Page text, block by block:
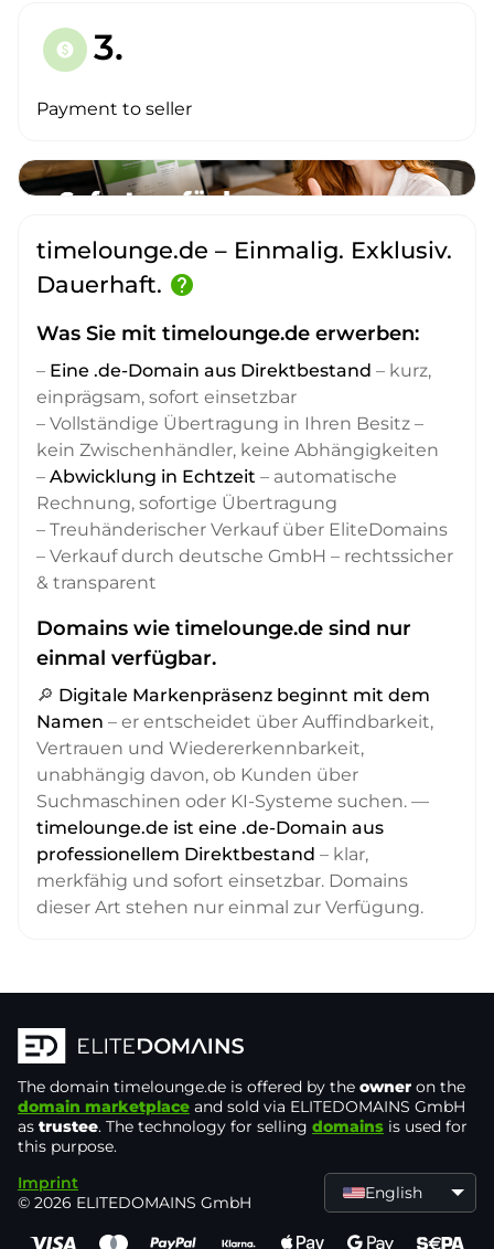
paid 3.
Payment to seller
timelounge.de – Einmalig. Exklusiv.
Dauerhaft. help
Was Sie mit timelounge.de erwerben:
– Eine .de-Domain aus Direktbestand – kurz,
einprägsam, sofort einsetzbar
– Vollständige Übertragung in Ihren Besitz –
kein Zwischenhändler, keine Abhängigkeiten
– Abwicklung in Echtzeit – automatische
Rechnung, sofortige Übertragung
– Treuhänderischer Verkauf über EliteDomains
– Verkauf durch deutsche GmbH – rechtssicher
& transparent
Domains wie timelounge.de sind nur
einmal verfügbar.
🔎 Digitale Markenpräsenz beginnt mit dem
Namen – er entscheidet über Auffindbarkeit,
Vertrauen und Wiedererkennbarkeit,
unabhängig davon, ob Kunden über
Suchmaschinen oder KI-Systeme suchen. —
timelounge.de ist eine .de-Domain aus
professionellem Direktbestand – klar,
merkfähig und sofort einsetzbar. Domains
dieser Art stehen nur einmal zur Verfügung.
The domain timelounge.de is offered by the owner on the
domain marketplace and sold via ELITEDOMAINS GmbH
as trustee. The technology for selling domains is used for
this purpose.
Imprint
© 2026 ELITEDOMAINS GmbH
English